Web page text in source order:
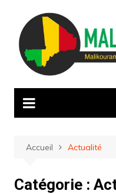
contenu
Accueil Actualité
Catégorie :